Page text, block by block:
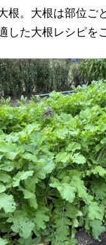
根。大根は部位ご
した大根レシピを